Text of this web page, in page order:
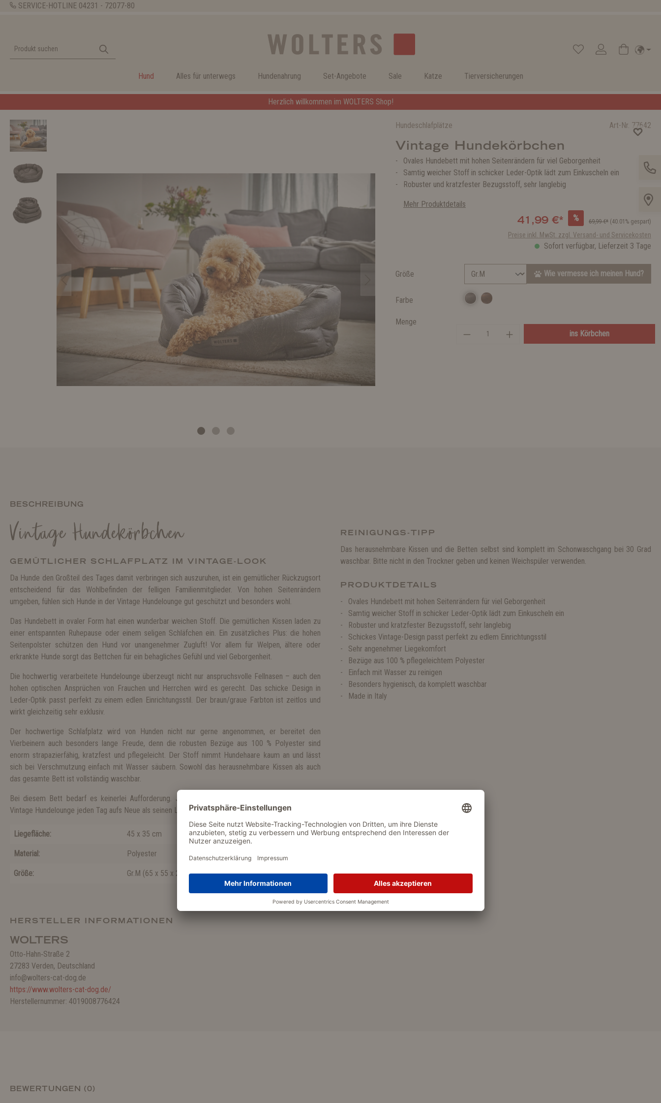
SERVICE-HOTLINE 04231 - 72077-80
Hund Alles für unterwegs Hundenahrung Set-Angebote Sale Katze Tierversicherungen
Herzlich willkommen im WOLTERS Shop!
Hundeschlafplätze Art-Nr. 77642
Vintage Hundekörbchen
Ovales Hundebett mit hohen Seitenrändern für viel Geborgenheit
Samtig weicher Stoff in schicker Leder-Optik lädt zum Einkuscheln ein
Robuster und kratzfester Bezugsstoff, sehr langlebig
Mehr Produktdetails
41,99 €* % 69,99 €* (40.01% gespart)
Preise inkl. MwSt. zzgl. Versand- und Servicekosten
Sofort verfügbar, Lieferzeit 3 Tage
Größe Wie vermesse ich meinen Hund?
Farbe
Menge
ins Körbchen
BESCHREIBUNG
Vintage Hundekörbchen
GEMÜTLICHER SCHLAFPLATZ IM VINTAGE-LOOK
Da Hunde den Großteil des Tages damit verbringen sich auszuruhen, ist ein gemütlicher Rückzugsort
entscheidend für das Wohlbefinden der felligen Familienmitglieder. Von hohen Seitenrändern
umgeben, fühlen sich Hunde in der Vintage Hundelounge gut geschützt und besonders wohl.
Das Hundebett in ovaler Form hat einen wunderbar weichen Stoff. Die gemütlichen Kissen laden zu
einer entspannten Ruhepause oder einem seligen Schläfchen ein. Ein zusätzliches Plus: die hohen
Seitenpolster schützen den Hund vor unangenehmer Zugluft! Vor allem für Welpen, ältere oder
erkrankte Hunde sorgt das Bettchen für ein behagliches Gefühl und viel Geborgenheit.
Die hochwertig verarbeitete Hundelounge überzeugt nicht nur anspruchsvolle Fellnasen – auch den
hohen optischen Ansprüchen von Frauchen und Herrchen wird es gerecht. Das schicke Design in
Leder-Optik passt perfekt zu einem edlen Einrichtungsstil. Der braun/graue Farbton ist zeitlos und
wirkt gleichzeitig sehr exklusiv.
Der hochwertige Schlafplatz wird von Hunden nicht nur gerne angenommen, er bereitet den
Vierbeinern auch besonders lange Freude, denn die robusten Bezüge aus 100 % Polyester sind
enorm strapazierfähig, kratzfest und pflegeleicht. Der Stoff nimmt Hundehaare kaum an und lässt
sich bei Verschmutzung einfach mit Wasser säubern. Sowohl das herausnehmbare Kissen als auch
das gesamte Bett ist vollständig waschbar.
Bei diesem Bett bedarf es keinerlei Aufforderung. Jeder Hund, der es gemütlich mag, wird die
Vintage Hundelounge jeden Tag aufs Neue als seinen Lieblingsruheort aufsuchen.
Liegefläche: 45 x 35 cm
Material: Polyester
Größe: Gr.M (65 x 55 x 20 cm)
HERSTELLER INFORMATIONEN
WOLTERS
Otto‑Hahn‑Straße 2
27283 Verden, Deutschland
info@wolters-cat-dog.de
https://www.wolters-cat-dog.de/
Herstellernummer: 4019008776424
REINIGUNGS-TIPP
Das herausnehmbare Kissen und die Betten selbst sind komplett im Schonwaschgang bei 30 Grad
waschbar. Bitte nicht in den Trockner geben und keinen Weichspüler verwenden.
PRODUKTDETAILS
Ovales Hundebett mit hohen Seitenrändern für viel Geborgenheit
Samtig weicher Stoff in schicker Leder-Optik lädt zum Einkuscheln ein
Robuster und kratzfester Bezugsstoff, sehr langlebig
Schickes Vintage-Design passt perfekt zu edlem Einrichtungsstil
Sehr angenehmer Liegekomfort
Bezüge aus 100 % pflegeleichtem Polyester
Einfach mit Wasser zu reinigen
Besonders hygienisch, da komplett waschbar
Made in Italy
BEWERTUNGEN (0)